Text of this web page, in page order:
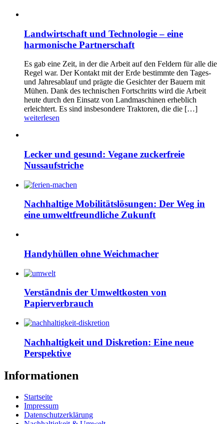
Landwirtschaft und Technologie – eine
harmonische Partnerschaft
Es gab eine Zeit, in der die Arbeit auf den Feldern für alle die
Regel war. Der Kontakt mit der Erde bestimmte den Tages-
und Jahresablauf und prägte die Gesichter der Bauern mit
Mühen. Dank des technischen Fortschritts wird die Arbeit
heute durch den Einsatz von Landmaschinen erheblich
erleichtert. Es sind insbesondere Traktoren, die die […]
weiterlesen
Lecker und gesund: Vegane zuckerfreie
Nussaufstriche
Nachhaltige Mobilitätslösungen: Der Weg in
eine umweltfreundliche Zukunft
Handyhüllen ohne Weichmacher
Verständnis der Umweltkosten von
Papierverbrauch
Nachhaltigkeit und Diskretion: Eine neue
Perspektive
Informationen
Startseite
Impressum
Datenschutzerklärung